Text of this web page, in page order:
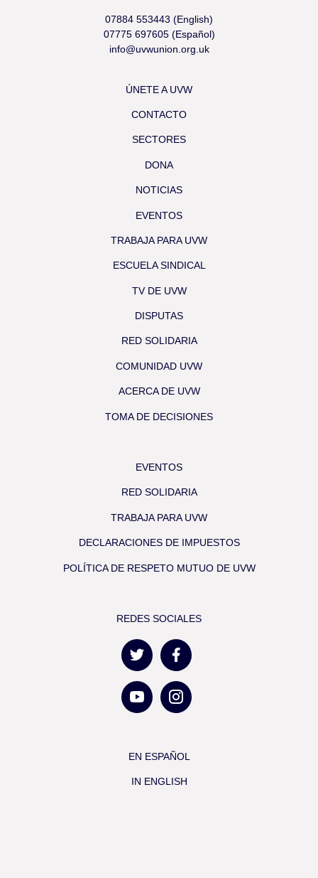
07884 553443 (English)
07775 697605 (Español)
info@uvwunion.org.uk
ÚNETE A UVW
CONTACTO
SECTORES
DONA
NOTICIAS
EVENTOS
TRABAJA PARA UVW
ESCUELA SINDICAL
TV DE UVW
DISPUTAS
RED SOLIDARIA
COMUNIDAD UVW
ACERCA DE UVW
TOMA DE DECISIONES
EVENTOS
RED SOLIDARIA
TRABAJA PARA UVW
DECLARACIONES DE IMPUESTOS
POLÍTICA DE RESPETO MUTUO DE UVW
REDES SOCIALES
EN ESPAÑOL
IN ENGLISH